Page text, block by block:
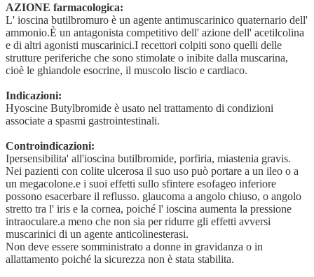
AZIONE farmacologica:
L' ioscina butilbromuro è un agente antimuscarinico quaternario dell'
ammonio.È un antagonista competitivo dell' azione dell' acetilcolina
e di altri agonisti muscarinici.I recettori colpiti sono quelli delle
strutture periferiche che sono stimolate o inibite dalla muscarina,
cioè le ghiandole esocrine, il muscolo liscio e cardiaco.
Indicazioni:
Hyoscine Butylbromide è usato nel trattamento di condizioni
associate a spasmi gastrointestinali.
Controindicazioni:
Ipersensibilita' all'ioscina butilbromide, porfiria, miastenia gravis.
Nei pazienti con colite ulcerosa il suo uso può portare a un ileo o a
un megacolone.e i suoi effetti sullo sfintere esofageo inferiore
possono esacerbare il reflusso. glaucoma a angolo chiuso, o angolo
stretto tra l' iris e la cornea, poiché l' ioscina aumenta la pressione
intraoculare.a meno che non sia per ridurre gli effetti avversi
muscarinici di un agente anticolinesterasi.
Non deve essere somministrato a donne in gravidanza o in
allattamento poiché la sicurezza non è stata stabilita.